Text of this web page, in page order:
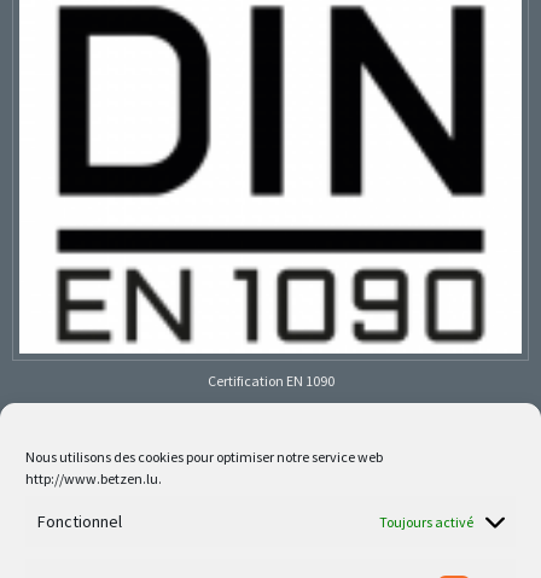
Nous utilisons des cookies pour optimiser notre service web
http://www.betzen.lu.
Fonctionnel Toujours activé
Certification EN 1090
Follow us on social media